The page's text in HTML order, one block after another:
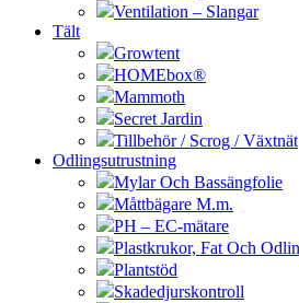
Ventilation – Slangar
Tält
Growtent
HOMEbox®
Mammoth
Secret Jardin
Tillbehör / Scrog / Växtnät
Odlingsutrustning
Mylar Och Bassängfolie
Måttbägare M.m.
PH – EC-mätare
Plastkrukor, Fat Och
Plantstöd
Skadedjurskontroll